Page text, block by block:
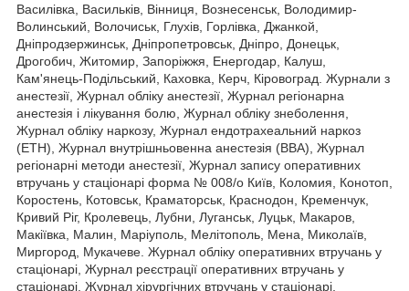
Василівка, Васильків, Вінниця, Вознесенськ, Володимир-
Волинський, Волочиськ, Глухів, Горлівка, Джанкой,
Дніпродзержинськ, Дніпропетровськ, Дніпро, Донецьк,
Дрогобич, Житомир, Запоріжжя, Енергодар, Калуш,
Кам'янець-Подільський, Каховка, Керч, Кіровоград. Журнали з
анестезії, Журнал обліку анестезії, Журнал регіонарна
анестезія і лікування болю, Журнал обліку знеболення,
Журнал обліку наркозу, Журнал ендотрахеальний наркоз
(ЕТН), Журнал внутрішньовенна анестезія (ВВА), Журнал
регіонарні методи анестезії, Журнал запису оперативних
втручань у стаціонарі форма № 008/о Київ, Коломия, Конотоп,
Коростень, Котовськ, Краматорськ, Краснодон, Кременчук,
Кривий Ріг, Кролевець, Лубни, Луганськ, Луцьк, Макаров,
Макіївка, Малин, Маріуполь, Мелітополь, Мена, Миколаїв,
Миргород, Мукачеве. Журнал обліку оперативних втручань у
стаціонарі, Журнал реєстрації оперативних втручань у
стаціонарі, Журнал хірургічних втручань у стаціонарі,